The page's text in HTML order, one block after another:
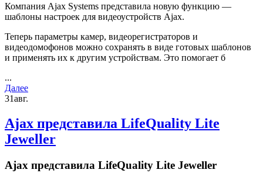
Компания Ajax Systems представила новую функцию —
шаблоны настроек для видеоустройств Ajax.
Теперь параметры камер, видеорегистраторов и
видеодомофонов можно сохранять в виде готовых шаблонов
и применять их к другим устройствам. Это помогает б
...
Далее
31авг.
Ajax представила LifeQuality Lite
Jeweller
Ajax представила LifeQuality Lite Jeweller